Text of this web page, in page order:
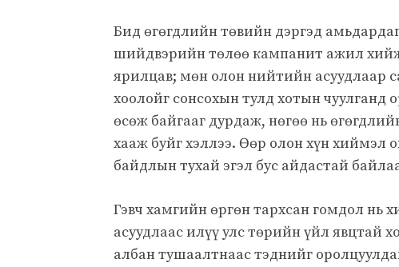
Бид өгөгдлийн төвийн дэргэд
шийдвэрийн төлөө кампанит ажил
ярилцав; мөн олон нийтийн асуудлаар
хоолойг сонсохын тулд хотын чуулганд
өсөж байгааг дурдаж, нөгөө нь
хааж буйг хэллээ. Өөр олон хүн хиймэл
байдлын тухай эгэл бус айдастай
Гэвч хамгийн өргөн тархсан гомдол
асуудлаас илүү улс төрийн үйл явцтай
албан тушаалтнаас тэднийг